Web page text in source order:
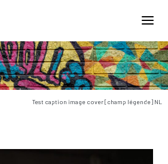
Test caption image cover [champ légende] NL